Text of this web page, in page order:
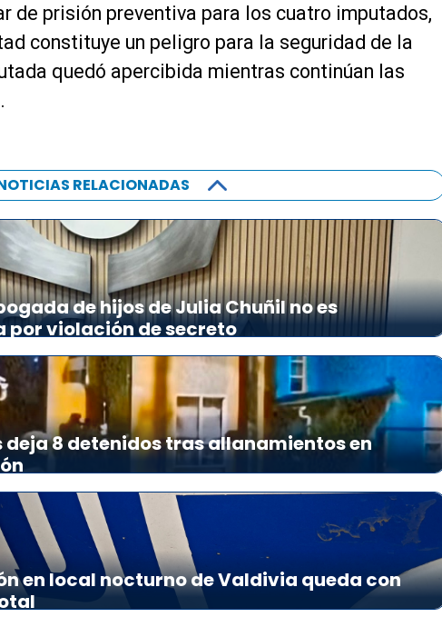
de prisión preventiva para los cuatro imputados,
constituye un peligro para la seguridad de la
quedó apercibida mientras continúan las
RELACIONADAS
de hijos de Julia Chuñil no es
por violación de secreto
8 detenidos tras allanamientos en
en local nocturno de Valdivia queda con